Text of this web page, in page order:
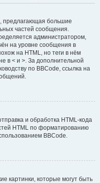
предлагающая большие
частей сообщения.
администратором,
на уровне сообщения в
на HTML, но теги в нём
в < и >. За дополнительной
по BBCode, ссылка на
и обработка HTML-кода
HTML по форматированию
BBCode.
картинки, которые могут быть